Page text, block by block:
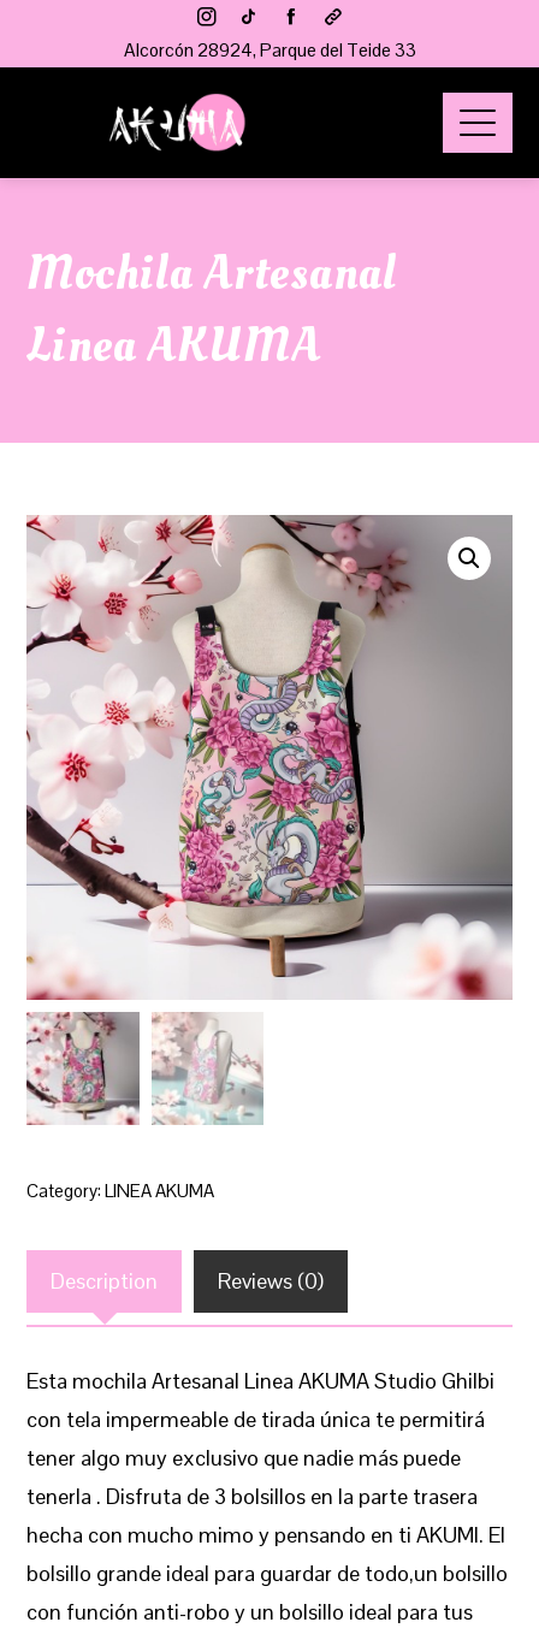
Alcorcón 28924, Parque del Teide 33
Mochila Artesanal
Linea AKUMA
Category:LINEA AKUMA
Description Reviews (0)
Esta mochila Artesanal Linea AKUMA Studio Ghilbi
con tela impermeable de tirada única te permitirá
tener algo muy exclusivo que nadie más puede
tenerla . Disfruta de 3 bolsillos en la parte trasera
hecha con mucho mimo y pensando en ti AKUMI. El
bolsillo grande ideal para guardar de todo,un bolsillo
con función anti-robo y un bolsillo ideal para tus